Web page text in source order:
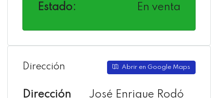
Estado:
En venta
Dirección Abrir en Google Maps
Dirección José Enrique Rodó